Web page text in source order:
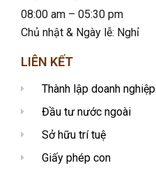
08:00 am – 05:30 pm
Chủ nhật & Ngày lễ: Nghỉ
LIÊN KẾT
Thành lập doanh nghiệp
Đầu tư nước ngoài
Sở hữu trí tuệ
Giấy phép con